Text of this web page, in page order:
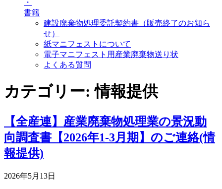
・
書籍
建設廃棄物処理委託契約書（販売終了のお知ら
せ）
紙マニフェストについて
電子マニフェスト用産業廃棄物送り状
よくある質問
カテゴリー:情報提供
【全産連】産業廃棄物処理業の景況動
向調査書【2026年1-3月期】のご連絡(情
報提供)
2026年5月13日